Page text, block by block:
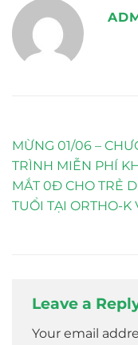
MỪNG 01/06 –
TRÌNH MIỄN PHÍ
MẮT 0Đ CHO TRẺ
TUỔI TẠI ORTHO-K
Leave a
Your email